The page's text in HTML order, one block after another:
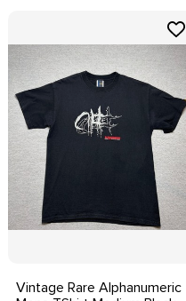
Vintage Rare Alphanumeric